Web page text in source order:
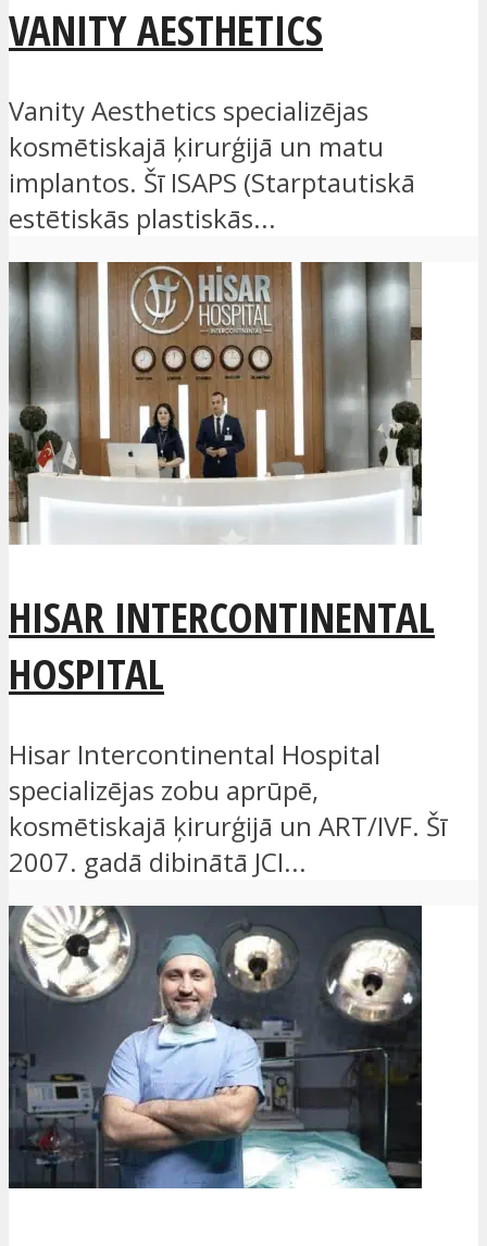
VANITY AESTHETICS
Vanity Aesthetics specializējas
kosmētiskajā ķirurģijā un matu
implantos. Šī ISAPS (Starptautiskā
estētiskās plastiskās...
HISAR INTERCONTINENTAL
HOSPITAL
Hisar Intercontinental Hospital
specializējas zobu aprūpē,
kosmētiskajā ķirurģijā un ART/IVF. Šī
2007. gadā dibinātā JCI...